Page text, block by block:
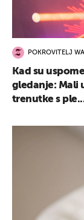
POKROVITELJ
Kad su
gledanje: Mali
trenutke s